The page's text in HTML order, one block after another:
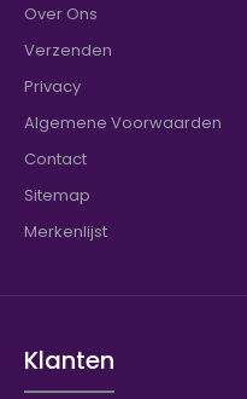
Over Ons
Verzenden
Privacy
Algemene Voorwaarden
Contact
Sitemap
Merkenlijst
Klanten